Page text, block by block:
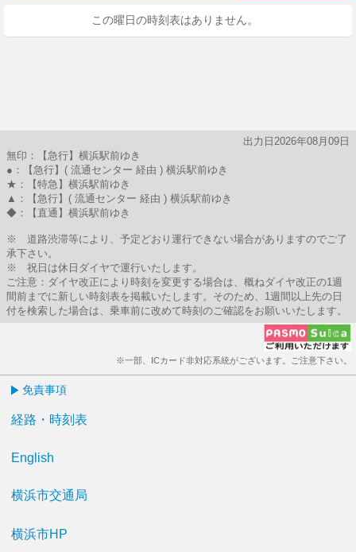
この曜日の時刻表はありません。
出力日2026年08月09日
無印：【急行】横浜駅前ゆき
●：【急行】( 流通センター 経由 ) 横浜駅前ゆき
★：【特急】横浜駅前ゆき
▲：【急行】( 流通センター 経由 ) 横浜駅前ゆき
◆：【直通】横浜駅前ゆき
※ 道路渋滞等により、予定どおり運行できない場合がありますのでご了
承下さい。
※ 祝日は休日ダイヤで運行いたします。
ご注意：ダイヤ改正により時刻を変更する場合は、概ねダイヤ改正の1週
間前までに新しい時刻表を掲載いたします。そのため、1週間以上先の日
付を検索した場合は、乗車前に改めて時刻のご確認をお願いいたします。
※一部、ICカード非対応系統がございます。ご注意下さい。
免責事項
経路・時刻表
English
横浜市交通局
横浜市HP